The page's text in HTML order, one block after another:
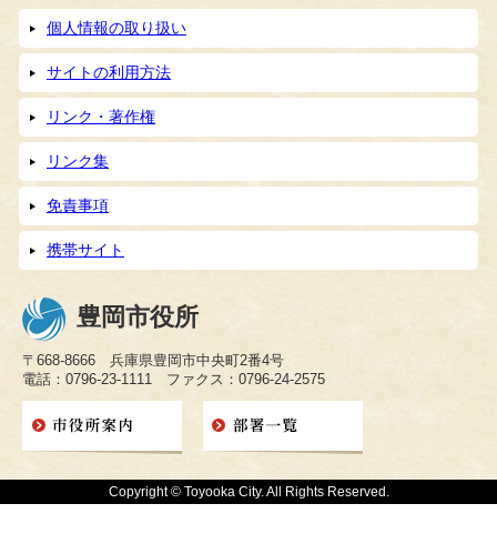
個人情報の取り扱い
サイトの利用方法
リンク・著作権
リンク集
免責事項
携帯サイト
豊岡市役所
〒668-8666 兵庫県豊岡市中央町2番4号
電話：0796-23-1111 ファクス：0796-24-2575
Copyright © Toyooka City. All Rights Reserved.